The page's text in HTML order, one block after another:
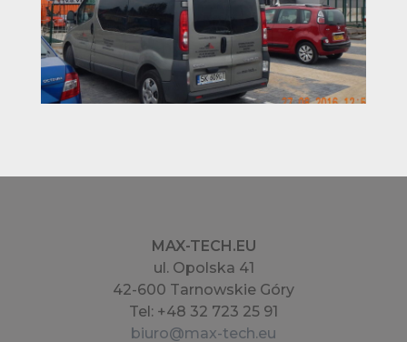
MAX-TECH.EU
ul. Opolska 41
42-600 Tarnowskie Góry
Tel: +48 32 723 25 91
biuro@max-tech.eu